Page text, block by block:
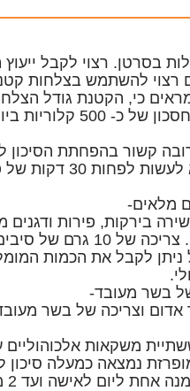
בסרטן. רצוי לקבל ייעוץ
רצוי להשתמש בצלחות
כי, הקטנת גודל
קלוריות ביום.
קשור בהפחתת הסיכון
סרטן רירית הרחם וסרטן
מלאים-
בירקות, פירות ודגנים
עשירים בסיבים תזונתיים וויטמינים
לקבל את הכמות
בשר מעובד-
וצריכה של בשר
משקאות אלכוהוליים
נמצאה כמעלה סיכון